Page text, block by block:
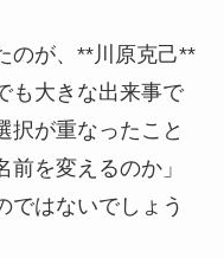
のが、**川原克己**
も大きな出来事で
択が重なったこと
を変えるのか」
ではないでしょう